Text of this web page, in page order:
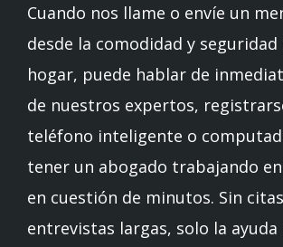
Cuando nos llame o envíe un
desde la comodidad y seguridad
hogar, puede hablar de
de nuestros expertos,
teléfono inteligente o
tener un abogado trabajando
en cuestión de minutos. Sin
entrevistas largas, solo la ayuda